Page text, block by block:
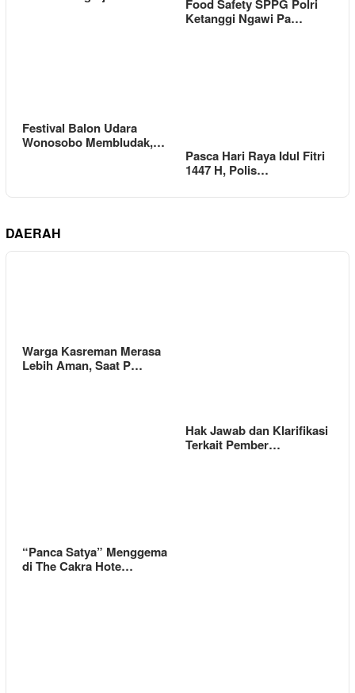
Food Safety SPPG Polri
Ketanggi Ngawi Pa…
Festival Balon Udara
Wonosobo Membludak,…
Pasca Hari Raya Idul Fitri
1447 H, Polis…
DAERAH
Warga Kasreman Merasa
Lebih Aman, Saat P…
Hak Jawab dan Klarifikasi
Terkait Pember…
“Panca Satya” Menggema
di The Cakra Hote…